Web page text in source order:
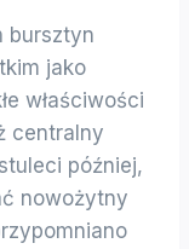
bursztyn
jako
właściwości
centralny
później,
nowożytny